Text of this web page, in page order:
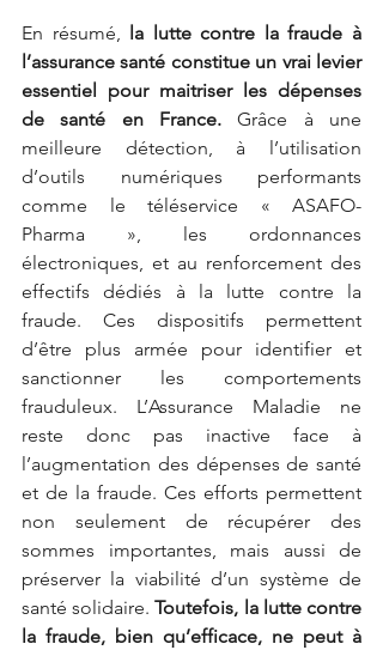
En résumé,
la lutte contre la fraude à
l’assurance santé constitue un vrai levier
essentiel pour maitriser les dépenses
de santé en France.
Grâce à une
meilleure détection, à l’utilisation
d’outils numériques performants
comme le téléservice « ASAFO-
Pharma », les ordonnances
électroniques, et au renforcement des
effectifs dédiés à la lutte contre la
fraude. Ces dispositifs permettent
d’être plus armée pour identifier et
sanctionner les comportements
frauduleux. L’Assurance Maladie ne
reste donc pas inactive face à
l’augmentation des dépenses de santé
et de la fraude. Ces efforts permettent
non seulement de récupérer des
sommes importantes, mais aussi de
préserver la viabilité d’un système de
santé solidaire. Toutefois, la lutte contre
la fraude, bien qu’efficace, ne peut à